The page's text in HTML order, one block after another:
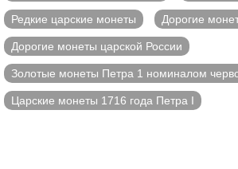
Редкие царские монеты Дорогие
Дорогие монеты царской России
Золотые монеты Петра 1 номиналом
Царские монеты 1716 года Петра I